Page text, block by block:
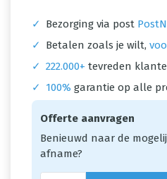
✓ Bezorging via post
✓
Betalen zoals je wilt,
✓ 222.000+ tevreden
✓
100% garantie op alle
Offerte aanvragen
Benieuwd naar de
afname?